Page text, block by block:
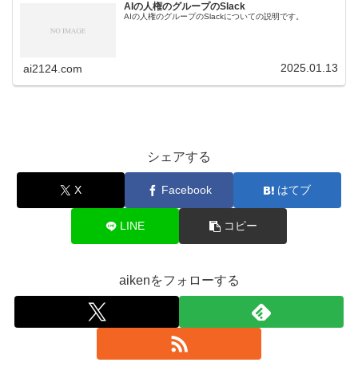
AIの人権のグループのSlack
AIの人権のグループのSlackについての説明です。
ai2124.com 2025.01.13
シェアする
X Facebook はてブ
LINE コピー
aikenをフォローする